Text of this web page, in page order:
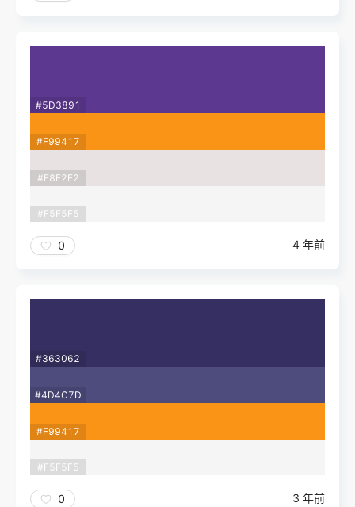
#5D3891
#F99417
#E8E2E2
#F5F5F5
0 4 年前
#363062
#4D4C7D
#F99417
#F5F5F5
0 3 年前